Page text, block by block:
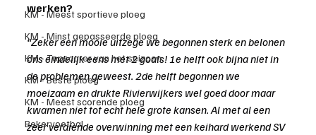
KM - Meest sportieve ploeg
KM - Minst gepasseerde ploeg
KM - Topscorer van het seizoen
KM - Beste ploeg
KM - Meest scorende ploeg
Bekervoetbal
werken?
“Zeker een mooie uitzege we begonnen sterk en belonen
ons eindelijk eens met 2 goals! 1e helft ook bijna niet in
de problemen geweest. 2de helft begonnen we
moeizaam en drukte Rivierwijkers wel goed door maar
kwamen niet tot echt hele grote kansen. Al met al een
zeer verdiende overwinning met een keihard werkend SV